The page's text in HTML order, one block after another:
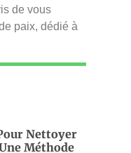
de vous
paix, dédié à
Nettoyer
Méthode